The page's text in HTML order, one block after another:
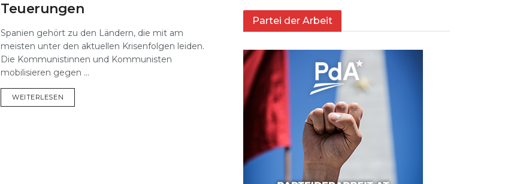
Teuerungen
Spanien gehört zu den Ländern, die mit am
meisten unter den aktuellen Krisenfolgen leiden.
Die Kommunistinnen und Kommunisten
mobilisieren gegen ...
WEITERLESEN
Partei der Arbeit